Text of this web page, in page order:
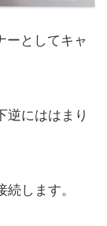
ーとしてキャ
逆にははまり
します。